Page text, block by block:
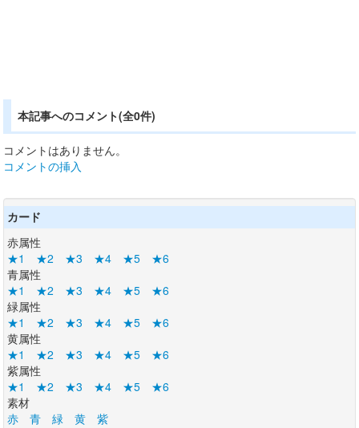
本記事へのコメント(全0件)
コメントはありません。
コメントの挿入
カード
赤属性
★1
★2 ★3 ★4 ★5
★6
青属性
★1
★2 ★3 ★4 ★5
★6
緑属性
★1
★2 ★3 ★4 ★5
★6
黄属性
★1
★2 ★3 ★4 ★5
★6
紫属性
★1
★2 ★3 ★4 ★5
★6
素材
赤
青 緑 黄
紫